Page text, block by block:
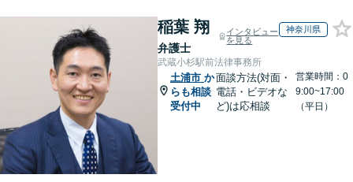
稲葉 翔
弁護士
インタビュー
を見る
神奈川県
武蔵小杉駅前法律事務所
土浦市 か
らも相談
受付中
面談方法(対面・
電話・ビデオな
ど)は応相談
営業時間：0
9:00~17:00
（平日）